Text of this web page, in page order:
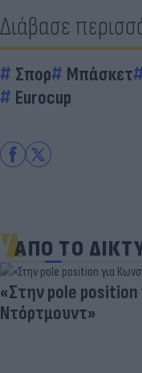
Διάβασε
Σπορ Μπάσκετ
Eurocup
ΑΠΟ ΤΟ
«Στην pole
Ντόρτμουντ»